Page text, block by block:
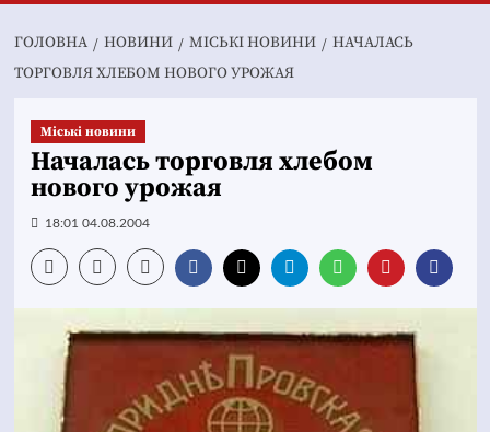
ГОЛОВНА НОВИНИ MІСЬКІ НОВИНИ
НАЧАЛАСЬ
ТОРГОВЛЯ ХЛЕБОМ НОВОГО УРОЖАЯ
Mіські новини
Началась торговля хлебом
нового урожая
18:01 04.08.2004